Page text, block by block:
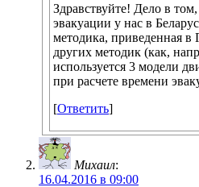
Здравствуйте! Дело в
эвакуации у нас в
методика, приведенная
других методик (как,
используется 3 модели
при расчете времени
[Ответить]
Михаил:
16.04.2016 в 09:00